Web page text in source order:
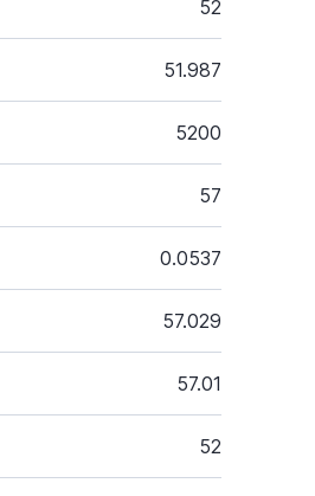
52
51.987
5200
57
0.0537
57.029
57.01
52